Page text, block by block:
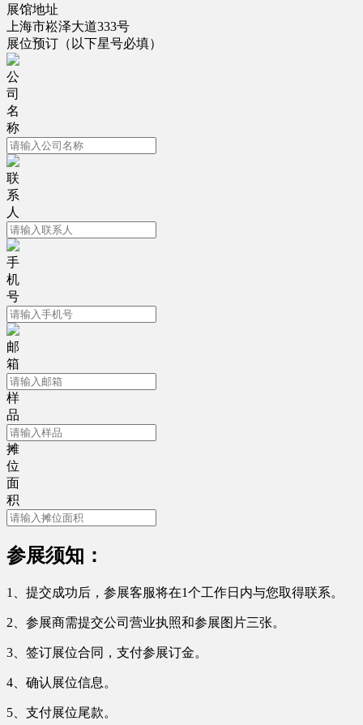
展馆地址
上海市崧泽大道333号
展位预订 （以下星号必填）
公
司
名
称
联
系
人
手
机
号
邮
箱
样
品
摊
位
面
积
参展须知：
1、提交成功后，参展客服将在1个工作日内与您取得联系。
2、参展商需提交公司营业执照和参展图片三张。
3、签订展位合同，支付参展订金。
4、确认展位信息。
5、支付展位尾款。